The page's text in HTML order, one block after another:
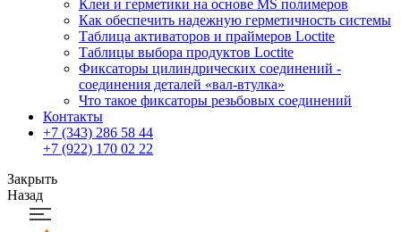
Клеи и герметики на основе MS полимеров
Как обеспечить надежную герметичность системы
Таблица активаторов и праймеров Loctite
Таблицы выбора продуктов Loctite
Фиксаторы цилиндрических соединений -
соединения деталей «вал-втулка»
Что такое фиксаторы резьбовых соединений
Контакты
+7 (343) 286 58 44
+7 (922) 170 02 22
Закрыть
Назад